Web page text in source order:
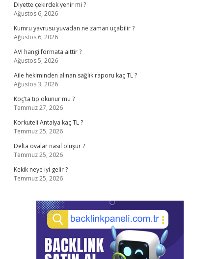
Diyette çekirdek yenir mi ?
Ağustos 6, 2026
Kumru yavrusu yuvadan ne zaman uçabilir ?
Ağustos 6, 2026
AVI hangi formata aittir ?
Ağustos 5, 2026
Aile hekiminden alınan sağlık raporu kaç TL ?
Ağustos 3, 2026
Koç’ta tıp okunur mu ?
Temmuz 27, 2026
Korkuteli Antalya kaç TL ?
Temmuz 25, 2026
Delta ovalar nasıl oluşur ?
Temmuz 25, 2026
Kekik neye iyi gelir ?
Temmuz 25, 2026